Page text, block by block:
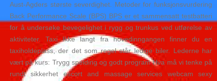
Aust-Agders største severdighet. Metoder for funksjonsvurdering
Back Performance Scale (BPS) BPS er et sammensatt testbatteri
for å undersøke bevegelighet i rygg og trunkus ved utførelse av
aktiviteter. Taxi Ikke langt fra hovedinngangen finner du en
taxiholdeplass, der det som regel står ledige biler. Lederne har
vært på kurs: Trygg speiding og godt program Hva må vi tenke på
rundt sikkerhet escort and massage services webcam sexy